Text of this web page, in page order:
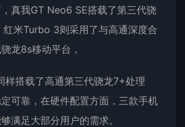
真我GT Neo6 SE搭载了第三代骁
红米Turbo 3则采用了与高通深度合
龙8s移动平台，
样搭载了高通第三代骁龙7+处理
可靠，在硬件配置方面，三款手机
满足大部分用户的需求。